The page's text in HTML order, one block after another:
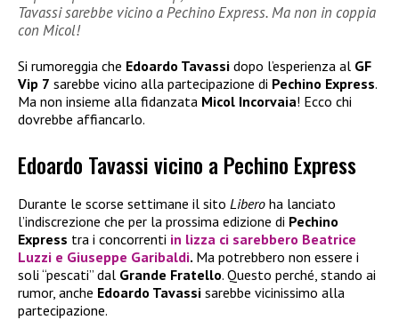
Tavassi sarebbe vicino a Pechino Express. Ma non in coppia
con Micol!
Si rumoreggia che Edoardo Tavassi dopo l’esperienza al GF
Vip 7 sarebbe vicino alla partecipazione di Pechino Express.
Ma non insieme alla fidanzata Micol Incorvaia! Ecco chi
dovrebbe affiancarlo.
Edoardo Tavassi vicino a Pechino Express
Durante le scorse settimane il sito Libero ha lanciato
l’indiscrezione che per la prossima edizione di Pechino
Express tra i concorrenti in lizza ci sarebbero Beatrice
Luzzi e Giuseppe Garibaldi. Ma potrebbero non essere i
soli “pescati” dal Grande Fratello. Questo perché, stando ai
rumor, anche Edoardo Tavassi sarebbe vicinissimo alla
partecipazione.